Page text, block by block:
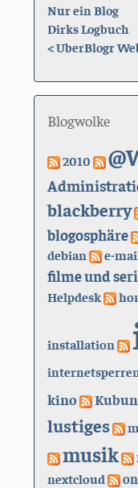
Nur ein Blog
Dirks Logbuch
<UberBlogr
Blogwolke
2010
blackberry
blogosphäre
debian e-
filme und
Helpdesk
installation
kino
lustiges
musik
nextcloud